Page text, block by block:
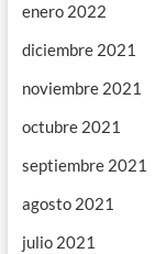
enero 2022
diciembre 2021
noviembre 2021
octubre 2021
septiembre 2021
agosto 2021
julio 2021